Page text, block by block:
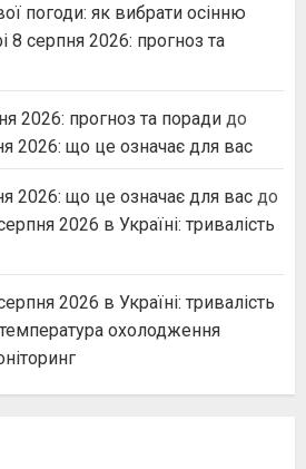
погоди: як вибрати осінню
8 серпня 2026: прогноз та
2026: прогноз та поради до
2026: що це означає для вас
2026: що це означає для вас до
2026 в Україні: тривалість
2026 в Україні: тривалість
охолодження